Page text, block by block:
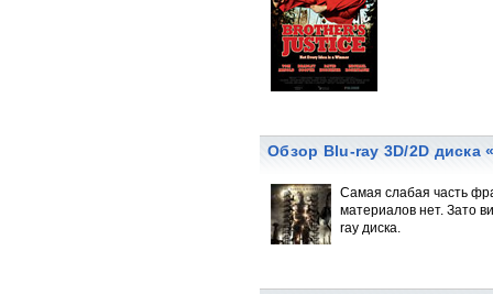
Обзор Blu-ray 3D/2D
Самая слабая часть
материалов нет. Зато
ray диска.